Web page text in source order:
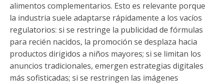
alimentos complementarios. Esto es relevante porque
la industria suele adaptarse rápidamente a los vacíos
regulatorios: si se restringe la publicidad de fórmulas
para recién nacidos, la promoción se desplaza hacia
productos dirigidos a niños mayores; si se limitan los
anuncios tradicionales, emergen estrategias digitales
más sofisticadas; si se restringen las imágenes